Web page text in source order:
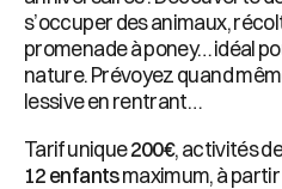
s’occuper des animaux,
promenade à poney… idéal
nature. Prévoyez quand
lessive en rentrant…
Tarif unique200€, activités
12 enfantsmaximum, à partir